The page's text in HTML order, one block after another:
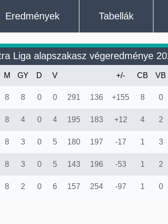
Eredmények Tabellák
Liga alapszakasz végeredménye
M GY D V +/- CB VB
8 8 0 0 291 136 +155 8 0
8 4 0 4 195 183 +12 4 2
8 3 0 5 180 197 -17 1 3
8 3 0 5 143 196 -53 1 2
8 2 0 6 157 254 -97 1 0